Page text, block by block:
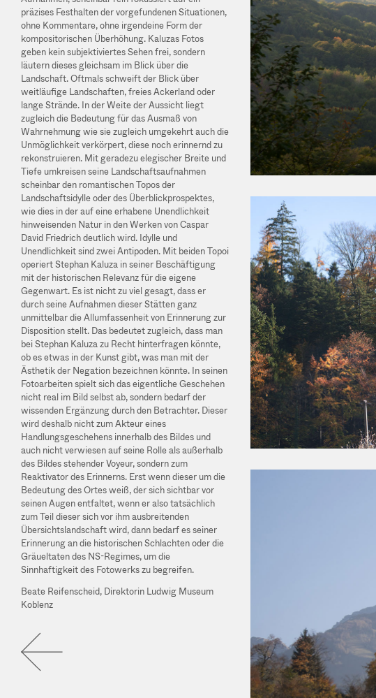
präzises Festhalten der vorgefundenen Situationen,
ohne Kommentare, ohne irgendeine Form der
kompositorischen Überhöhung. Kaluzas Fotos
geben kein subjektiviertes Sehen frei, sondern
läutern dieses gleichsam im Blick über die
Landschaft. Oftmals schweift der Blick über
weitläufige Landschaften, freies Ackerland oder
lange Strände. In der Weite der Aussicht liegt
zugleich die Bedeutung für das Ausmaß von
Wahrnehmung wie sie zugleich umgekehrt auch die
Unmöglichkeit verkörpert, diese noch erinnernd zu
rekonstruieren. Mit geradezu elegischer Breite und
Tiefe umkreisen seine Landschaftsaufnahmen
scheinbar den romantischen Topos der
Landschaftsidylle oder des Überblickprospektes,
wie dies in der auf eine erhabene Unendlichkeit
hinweisenden Natur in den Werken von Caspar
David Friedrich deutlich wird. Idylle und
Unendlichkeit sind zwei Antipoden. Mit beiden Topoi
operiert Stephan Kaluza in seiner Beschäftigung
mit der historischen Relevanz für die eigene
Gegenwart. Es ist nicht zu viel gesagt, dass er
durch seine Aufnahmen dieser Stätten ganz
unmittelbar die Allumfassenheit von Erinnerung zur
Disposition stellt. Das bedeutet zugleich, dass man
bei Stephan Kaluza zu Recht hinterfragen könnte,
ob es etwas in der Kunst gibt, was man mit der
Ästhetik der Negation bezeichnen könnte. In seinen
Fotoarbeiten spielt sich das eigentliche Geschehen
nicht real im Bild selbst ab, sondern bedarf der
wissenden Ergänzung durch den Betrachter. Dieser
wird deshalb nicht zum Akteur eines
Handlungsgeschehens innerhalb des Bildes und
auch nicht verwiesen auf seine Rolle als außerhalb
des Bildes stehender Voyeur, sondern zum
Reaktivator des Erinnerns. Erst wenn dieser um die
Bedeutung des Ortes weiß, der sich sichtbar vor
seinen Augen entfaltet, wenn er also tatsächlich
zum Teil dieser sich vor ihm ausbreitenden
Übersichtslandschaft wird, dann bedarf es seiner
Erinnerung an die historischen Schlachten oder die
Gräueltaten des NS-Regimes, um die
Sinnhaftigkeit des Fotowerks zu begreifen.
Beate Reifenscheid, Direktorin Ludwig Museum
Koblenz